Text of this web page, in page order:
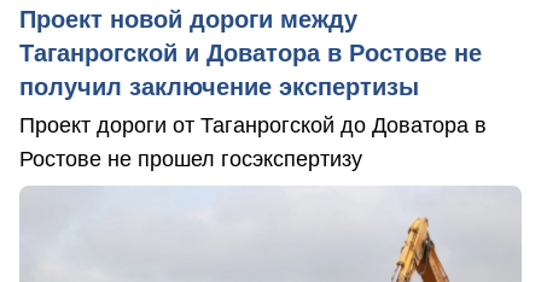
Проект новой дороги между
Таганрогской и Доватора в Ростове не
получил заключение экспертизы
Проект дороги от Таганрогской до Доватора в
Ростове не прошел госэкспертизу